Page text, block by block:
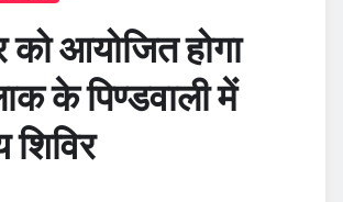
को आयोजित होगा
के पिण्डवाली में
शिविर